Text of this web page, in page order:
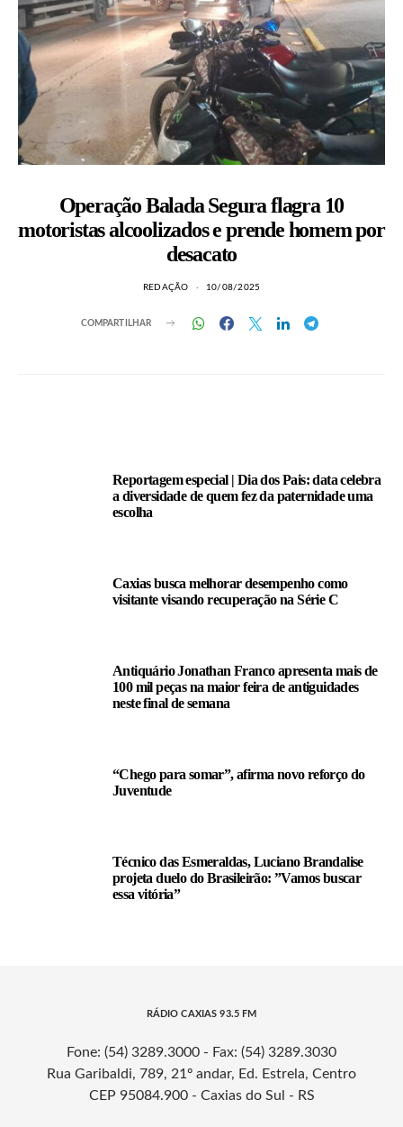
Operação Balada Segura flagra 10
motoristas alcoolizados e prende homem por
desacato
REDAÇÃO 10/08/2025
COMPARTILHAR
Reportagem especial | Dia dos Pais: data celebra
a diversidade de quem fez da paternidade uma
escolha
Caxias busca melhorar desempenho como
visitante visando recuperação na Série C
Antiquário Jonathan Franco apresenta mais de
100 mil peças na maior feira de antiguidades
neste final de semana
“Chego para somar”, afirma novo reforço do
Juventude
Técnico das Esmeraldas, Luciano Brandalise
projeta duelo do Brasileirão: ”Vamos buscar
essa vitória”
RÁDIO CAXIAS 93.5 FM
Fone: (54) 3289.3000 - Fax: (54) 3289.3030
Rua Garibaldi, 789, 21º andar, Ed. Estrela, Centro
CEP 95084.900 - Caxias do Sul - RS